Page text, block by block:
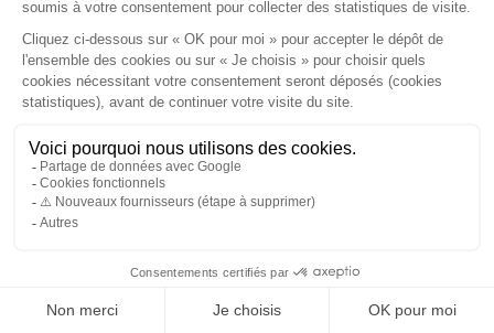
NOUS LOCALISER
PLAN DU SITE MENTIONS LÉGALES
ARTICLES
Septeo Digital & Services © 2026